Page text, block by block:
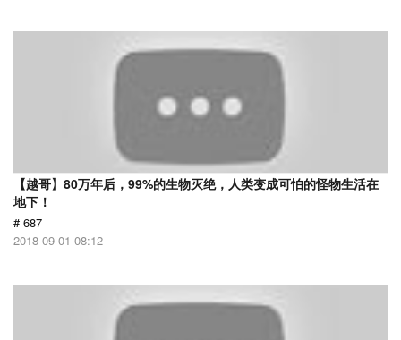
【越哥】80万年后，99%的生物灭绝，人类变成可怕的怪物生活在
地下！
# 687
2018-09-01 08:12